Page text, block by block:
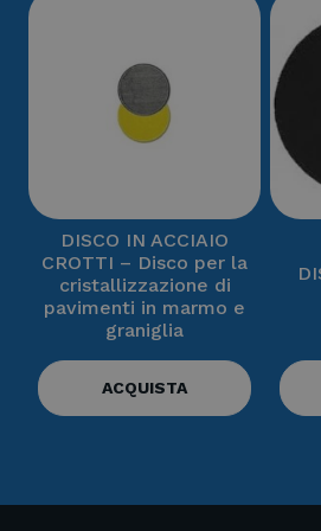
DISCO IN ACCIAIO
CROTTI – Disco per la
cristallizzazione di
pavimenti in marmo e
graniglia
ACQUISTA